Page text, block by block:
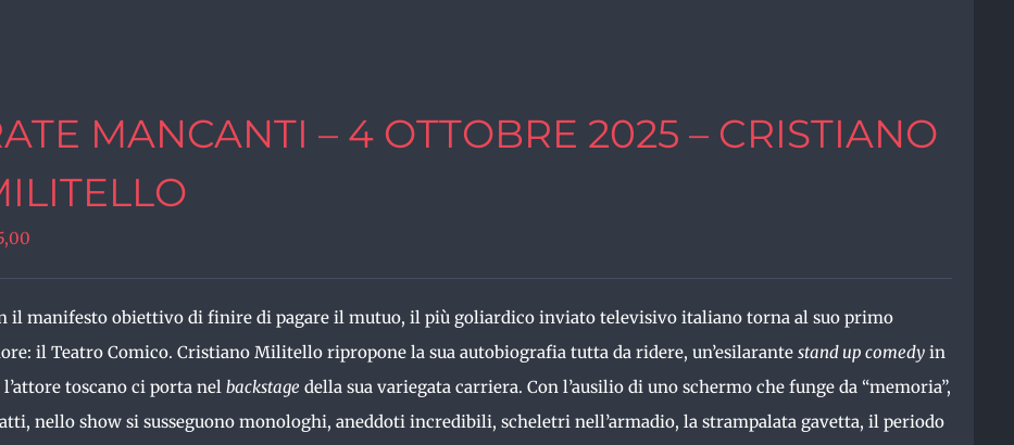
MANCANTI – 4 OTTOBRE 2025 – CRISTIANO
il manifesto obiettivo di finire di pagare il mutuo, il più goliardico inviato televisivo italiano torna al suo primo
il Teatro Comico. Cristiano Militello ripropone la sua autobiografia tutta da ridere, un’esilarantestand up comedy in
l’attore toscano ci porta nelbackstage della sua variegata carriera. Con l’ausilio di uno schermo che funge da “memoria”,
nello show si susseguono monologhi, aneddoti incredibili, scheletri nell’armadio, la strampalata gavetta, il periodo